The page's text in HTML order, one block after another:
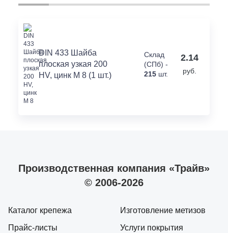
DIN 433 Шайба
плоская узкая 200
HV, цинк M 8 (1 шт.)
Склад
(СПб) -
215 шт.
2.14
руб.
Производственная компания «Трайв»
© 2006-2026
Каталог крепежа
Прайс-листы
Изготовление метизов
Услуги покрытия